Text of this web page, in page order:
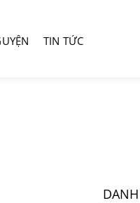
TIN TỨC